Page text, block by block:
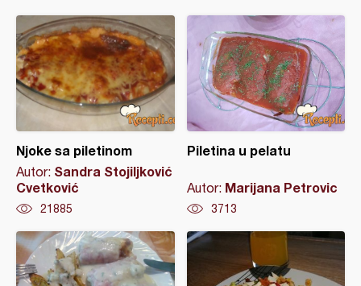
Njoke sa piletinom
Autor: Sandra Stojiljković
Cvetković
21885
Piletina u pelatu
Autor: Marijana Petrovic
3713